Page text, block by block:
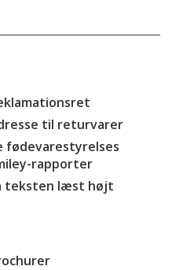
til returvarer
fødevarestyrelses
rapporter
teksten læst højt